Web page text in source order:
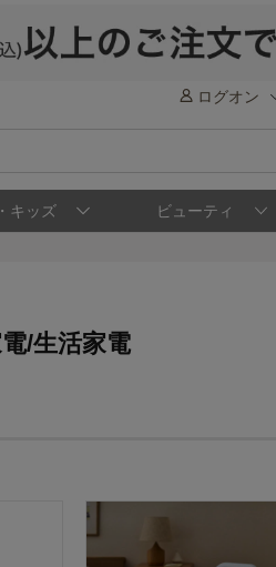
ログオン
キッズ ビューティ
/生活家電